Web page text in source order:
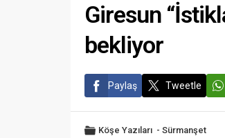
Giresun
bekliyor
Paylaş Tweetle
Köşe Yazıları - Sürmanşet